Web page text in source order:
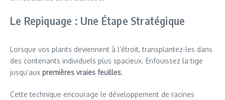
Le Repiquage : Une Étape Stratégique
Lorsque vos plants deviennent à l’étroit, transplantez-les dans
des contenants individuels plus spacieux. Enfouissez la tige
jusqu’aux premières vraies feuilles.
Cette technique encourage le développement de racines